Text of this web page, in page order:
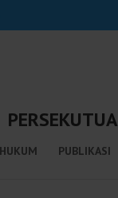
PUBLIKASI